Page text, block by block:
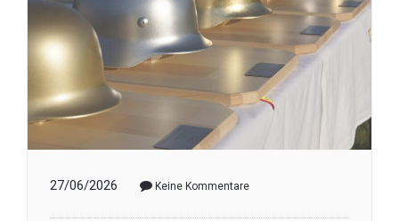
27/06/2026 Keine Kommentare